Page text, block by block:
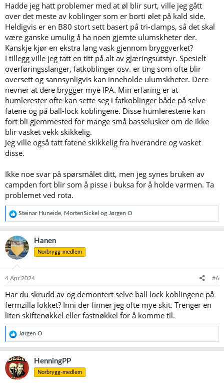
Hadde jeg hatt problemer med at øl blir surt, ville jeg gått
over det meste av koblinger som er borti ølet på kald side.
Heldigvis er en B80 stort sett basert på tri-clamps, så det skal
være ganske umulig å ha noen gjemte ulumskheter der.
Kanskje kjør en ekstra lang vask gjennom bryggverket?
I tillegg ville jeg tatt en titt på alt av gjæringsutstyr. Spesielt
overføringsslanger, fatkoblinger osv. er ting som ofte blir
oversett og sannsynligvis kan inneholde ulumskheter. Dere
nevner at dere brygger mye IPA. Min erfaring er at
humlerester ofte kan sette seg i fatkoblinger både på selve
fatene og på ball-lock koblingene. Disse humlerestene kan
fort bli gjemmested for mange små basselusker om de ikke
blir vasket vekk skikkelig.
Jeg ville også tatt fatene skikkelig fra hverandre og vasket
disse.
Ikke noe svar på spørsmålet ditt, men jeg synes bruken av
campden fort blir som å pisse i buksa for å holde varmen. Ta
problemet ved rota.
R
e
a
k
s
j
o
e
Steinar Huneide MortenSickel og Jørgen O
Hanen
Norbrygg-medlem
4 Apr 2024 #6
Har du skrudd av og demontert selve ball lock koblingene på
fermzilla lokket? Inni der finner jeg ofte mye skit. Trenger en
liten skiftenøkkel eller fastnøkkel for å komme til.
R
e
a
k
s
j
o
Jørgen O
HenningPP
Norbrygg-medlem